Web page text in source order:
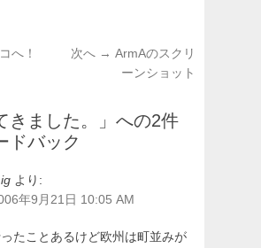
へ！ 次へ → 次
の
ArmAのスクリ
ーンショット
きました。」への2件
ドバック
より:
年9月21日 10:05 AM
たことあるけど欧州は町並みが